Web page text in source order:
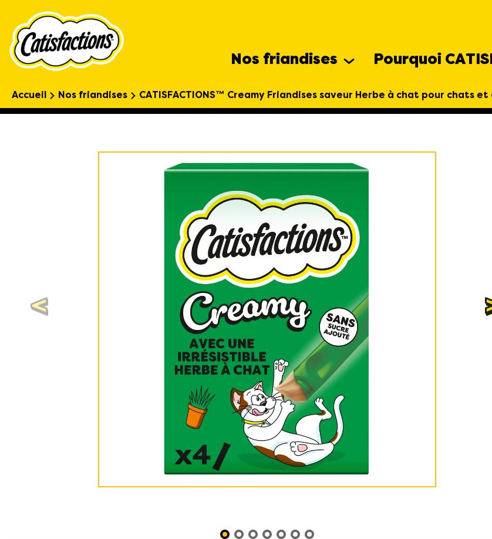
Nos friandises Pourquoi
Accueil Nos friandises CATISFACTIONS™ Creamy Friandises saveur Herbe à chat pour chats